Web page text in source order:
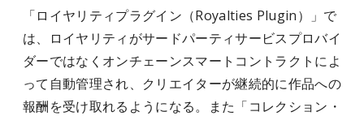
「ロイヤリティプラグイン（Royalties Plugin）」で
は、ロイヤリティがサードパーティサービスプロバイ
ダーではなくオンチェーンスマートコントラクトによ
って自動管理され、クリエイターが継続的に作品への
報酬を受け取れるようになる。また「コレクション・